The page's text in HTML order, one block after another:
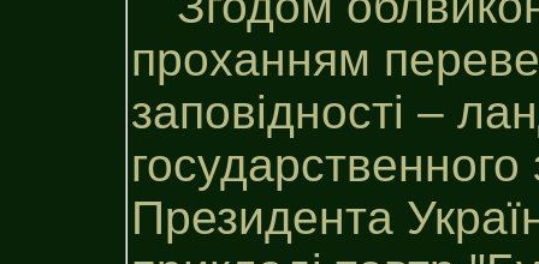
проханням
заповідності –
Президента